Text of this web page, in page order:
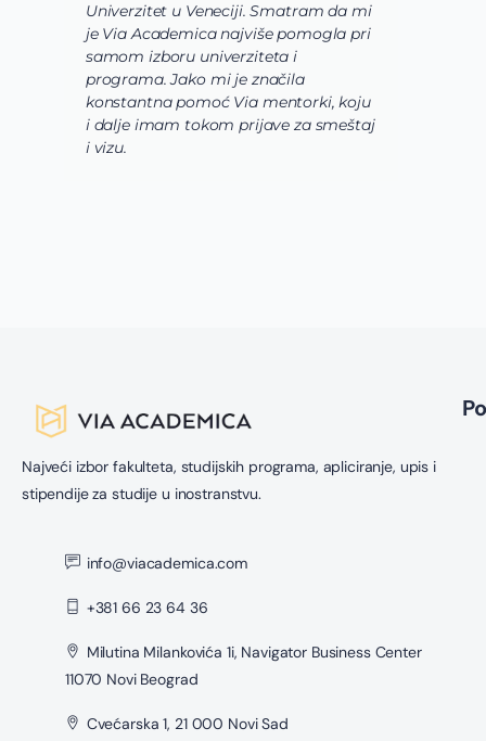
Univerzitet u Veneciji. Smatram da mi
je Via Academica najviše pomogla pri
samom izboru univerziteta i
programa. Jako mi je značila
konstantna pomoć Via mentorki, koju
i dalje imam tokom prijave za smeštaj
i vizu.
Najveći izbor fakulteta, studijskih programa, apliciranje, upis i
stipendije za studije u inostranstvu.
info@viacademica.com
+381 66 23 64 36
Milutina Milankovića 1i, Navigator Business Center
11070 Novi Beograd
Cvećarska 1, 21 000 Novi Sad